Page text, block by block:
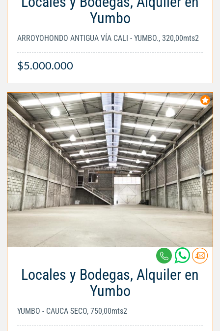
Yumbo
ARROYOHONDO ANTIGUA VÍA CALI - YUMBO., 320,00mts2
$5.000.000
Locales y Bodegas, Alquiler en
Yumbo
YUMBO - CAUCA SECO, 750,00mts2